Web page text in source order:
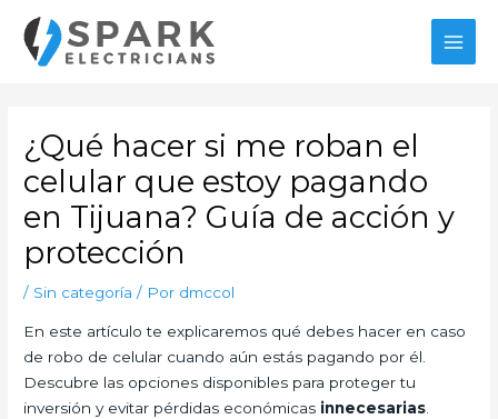
contenido
¿Qué hacer si me roban el
celular que estoy pagando
en Tijuana? Guía de acción y
protección
/ Sin categoría / Por dmccol
En este artículo te explicaremos qué debes hacer en caso
de robo de celular cuando aún estás pagando por él.
Descubre las opciones disponibles para proteger tu
inversión y evitar pérdidas económicas innecesarias
entradas